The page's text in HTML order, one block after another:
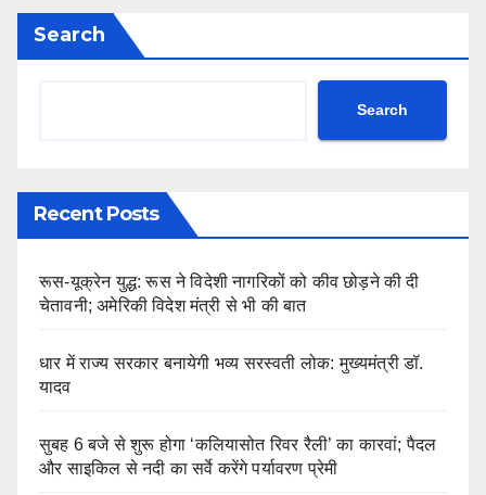
Search
Search
Recent Posts
रूस-यूक्रेन युद्ध: रूस ने विदेशी नागरिकों को कीव छोड़ने की दी
चेतावनी; अमेरिकी विदेश मंत्री से भी की बात
धार में राज्य सरकार बनायेगी भव्य सरस्वती लोक: मुख्यमंत्री डॉ.
यादव
सुबह 6 बजे से शुरू होगा ‘कलियासोत रिवर रैली’ का कारवां; पैदल
और साइकिल से नदी का सर्वे करेंगे पर्यावरण प्रेमी